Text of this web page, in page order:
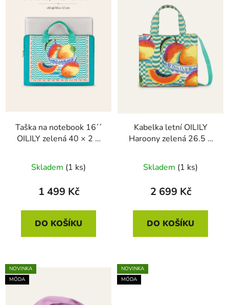
ů
Taška na notebook 16´´
OILILY zelená 40 × 2 ×
Skladem (1 ks)
1 499 Kč
DO KOŠÍKU
Kabelka letní OILILY
Haroony zelená 26.5 ×
Skladem (1 ks)
2 699 Kč
DO KOŠÍKU
NOVINKA
MÓDA
NOVINKA
MÓDA